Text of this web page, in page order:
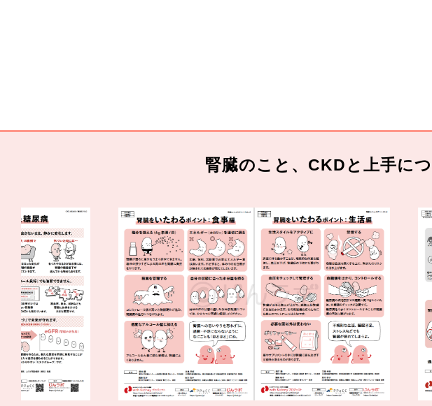
腎臓のこと、CKDと上手に